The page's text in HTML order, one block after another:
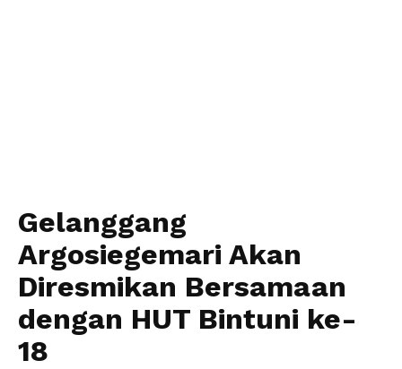
Gelanggang
Argosiegemari Akan
Diresmikan Bersamaan
dengan HUT Bintuni ke-
18